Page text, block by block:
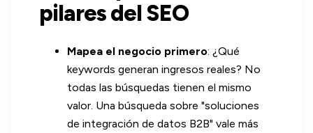
pilares del SEO
Mapea el negocio primero: ¿Qué
keywords generan ingresos reales? No
todas las búsquedas tienen el mismo
valor. Una búsqueda sobre "soluciones
de integración de datos B2B" vale más